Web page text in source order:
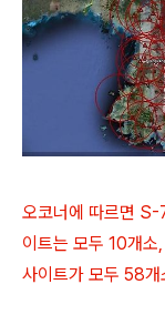
오코너에 따르면
이트는 모두 10개
사이트가 모두 58개